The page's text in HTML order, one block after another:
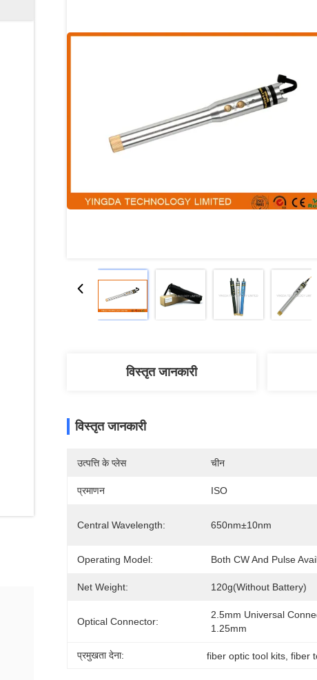
विस्तृत जानकारी
विस्तृत जानकारी
उत्पत्ति के प्लेस चीन
प्रमाणन ISO
Central Wavelength: 650nm±10nm
Operating Model: Both CW And Pulse
Net Weight: 120g(Without Battery)
Optical Connector:
2.5mm Universal
1.25mm
प्रमुखता देना: fiber optic tool kits , fiber